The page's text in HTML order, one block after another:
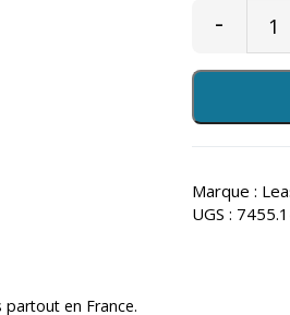
-
Marque :
UGS :
partout en France.